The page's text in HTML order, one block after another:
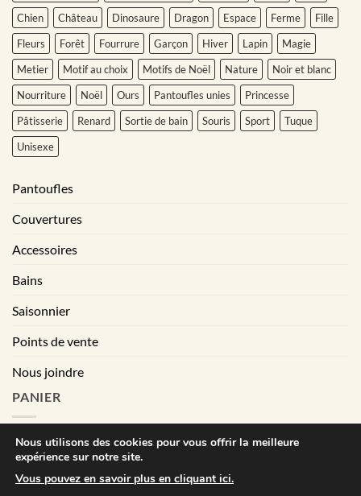
Chien
Château Dinosaure Dragon Espace Ferme
Fille
Fleurs
Forêt Fourrure Garçon Hiver Lapin
Magie
Metier
Motif au choix Motifs de Noël Nature
Noir et blanc
Nourriture
Noël Ours Pantoufles unies
Princesse
Pâtisserie
Renard Sortie de bain Souris Sport
Tuque
Unisexe
Pantoufles
Couvertures
Accessoires
Bains
Saisonnier
Points de vente
Nous joindre
PANIER
Conditions générales de vente
Nous utilisons des cookies pour vous offrir la meilleure
expérience sur notre site.
Vous pouvez en savoir plus en cliquant ici.